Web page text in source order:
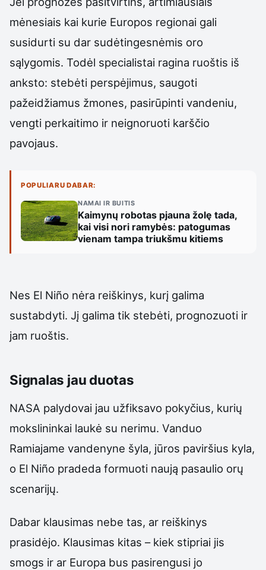
mėnesiais kai kurie Europos regionai gali
susidurti su dar sudėtingesnėmis oro
sąlygomis. Todėl specialistai ragina ruoštis iš
anksto: stebėti perspėjimus, saugoti
pažeidžiamus žmones, pasirūpinti vandeniu,
vengti perkaitimo ir neignoruoti karščio
pavojaus.
POPULIARU DABAR:
NAMAI IR BUITIS
Kaimynų robotas pjauna žolę tada,
kai visi nori ramybės: patogumas
vienam tampa triukšmu kitiems
Nes El Niño nėra reiškinys, kurį galima
sustabdyti. Jį galima tik stebėti, prognozuoti ir
jam ruoštis.
Signalas jau duotas
NASA palydovai jau užfiksavo pokyčius, kurių
mokslininkai laukė su nerimu. Vanduo
Ramiajame vandenyne šyla, jūros paviršius kyla,
o El Niño pradeda formuoti naują pasaulio orų
scenarijų.
Dabar klausimas nebe tas, ar reiškinys
prasidėjo. Klausimas kitas – kiek stipriai jis
smogs ir ar Europa bus pasirengusi jo